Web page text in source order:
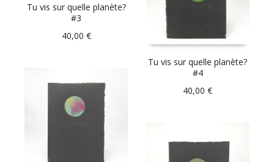
Tu vis sur quelle planète?
#3
40,00 €
Tu vis sur quelle planète?
#4
40,00€